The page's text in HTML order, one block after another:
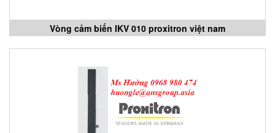
Vòng cảm biến IKV 010 proxitron việt nam